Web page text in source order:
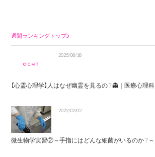
週間ランキングトップ5
2025/08/18
【心霊心理学】人はなぜ幽霊を見るの？👻｜医療心理科
2022/02/02
微生物学実習②～手指にはどんな細菌がいるのか？～